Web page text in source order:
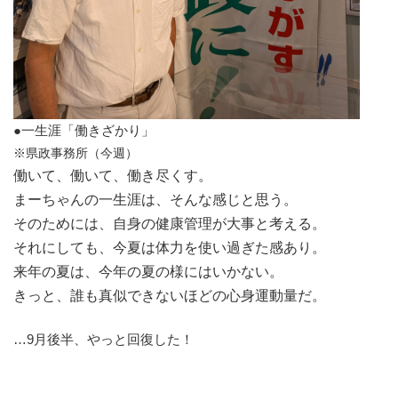
●一生涯「働きざかり」
※県政事務所（今週）
働いて、働いて、働き尽くす。
まーちゃんの一生涯は、そんな感じと思う。
そのためには、自身の健康管理が大事と考える。
それにしても、今夏は体力を使い過ぎた感あり。
来年の夏は、今年の夏の様にはいかない。
きっと、誰も真似できないほどの心身運動量だ。
…9月後半、やっと回復した！